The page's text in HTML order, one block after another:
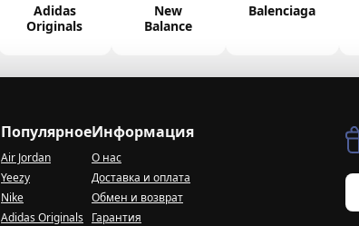
Adidas
Originals
New
Balance
Balenciaga
Популярное
Air Jordan
Yeezy
Nike
Adidas Originals
Информация
О нас
Доставка и оплата
Обмен и возврат
Гарантия